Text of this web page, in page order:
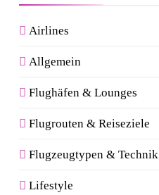
Airlines
Allgemein
Flughäfen & Lounges
Flugrouten & Reiseziele
Flugzeugtypen & Technik
Lifestyle